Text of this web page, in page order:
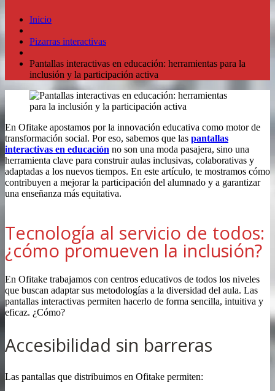
Inicio
Pizarras interactivas
Pantallas interactivas en educación: herramientas para la
inclusión y la participación activa
En Ofitake apostamos por la innovación educativa como motor de
transformación social. Por eso, sabemos que las pantallas
interactivas en educación no son una moda pasajera, sino una
herramienta clave para construir aulas inclusivas, colaborativas y
adaptadas a los nuevos tiempos. En este artículo, te mostramos cómo
contribuyen a mejorar la participación del alumnado y a garantizar
una enseñanza más equitativa.
Tecnología al servicio de todos:
¿cómo promueven la inclusión?
En Ofitake trabajamos con centros educativos de todos los niveles
que buscan adaptar sus metodologías a la diversidad del aula. Las
pantallas interactivas permiten hacerlo de forma sencilla, intuitiva y
eficaz. ¿Cómo?
Accesibilidad sin barreras
Las pantallas que distribuimos en Ofitake permiten: